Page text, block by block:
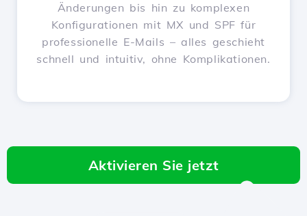
Änderungen bis hin zu komplexen
Konfigurationen mit MX und SPF für
professionelle E-Mails – alles geschieht
schnell und intuitiv, ohne Komplikationen.
Aktivieren Sie jetzt